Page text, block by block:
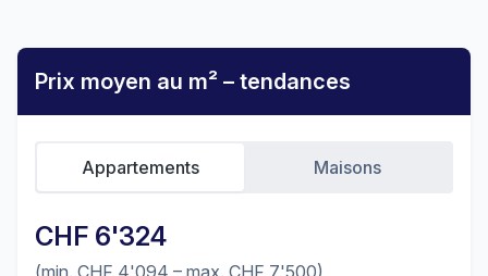
Prix moyen au m² – tendances
CHF 6'324
(min. CHF 4'094 – max. CHF 7'500)
Appartements Maisons